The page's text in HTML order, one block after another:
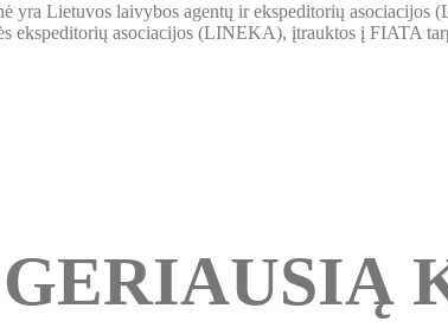
yra Lietuvos laivybos agentų ir ekspeditorių
ekspeditorių asociacijos (LINEKA), įtrauktos į FIATA